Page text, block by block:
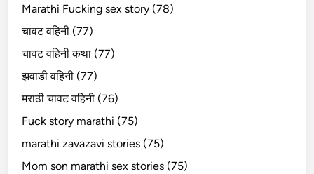
Marathi Fucking sex story (78)
चावट वहिनी (77)
चावट वहिनी कथा (77)
झवाडी वहिनी (77)
मराठी चावट वहिनी (76)
Fuck story marathi (75)
marathi zavazavi stories (75)
Mom son marathi sex stories (75)